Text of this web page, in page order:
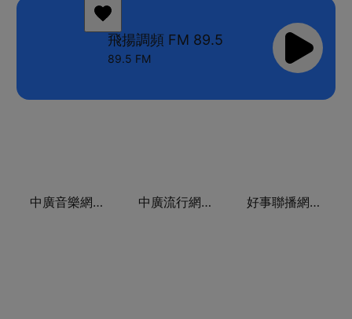
飛揚調頻 FM 89.5
89.5 FM
中廣音樂網 i Radio FM96.3 中廣流行網 I like radio 好事聯播網 Best Radio FM98.9